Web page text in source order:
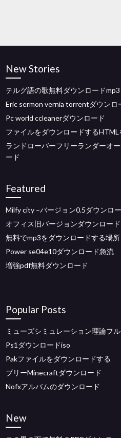
New Stories
テルグ語の歌無料ダウンロードmp3
Eric sermon vernia torrentダウンロ
Pc world ccleanerダウンロード
ファイルをダウンロードするHTML
ランドローバーフリーランダーオ
ード
Featured
Milfy city –バージョン0.5ダウンロ
オフィス旧バージョンダウンロード
無料でmp3をダウンロードする場所
Power se04e10ダウンロード急流
増強pdf無料ダウンロード
Popular Posts
ミューズシミュレーション理論フ
Ps1ダウンロードiso
Pakファイルをダウンロードする
ブリーMinecraftダウンロード
Nofxアルバムのダウンロード
New